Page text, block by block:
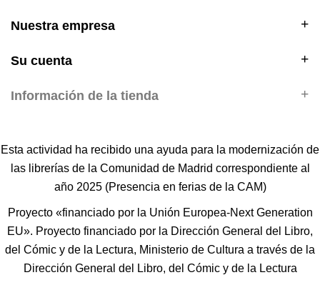
Nuestra empresa
Su cuenta
Información de la tienda
Esta actividad ha recibido una ayuda para la modernización de
las librerías de la Comunidad de Madrid correspondiente al
año 2025 (Presencia en ferias de la CAM)
Proyecto «financiado por la Unión Europea-Next Generation
EU». Proyecto financiado por la Dirección General del Libro,
del Cómic y de la Lectura, Ministerio de Cultura a través de la
Dirección General del Libro, del Cómic y de la Lectura